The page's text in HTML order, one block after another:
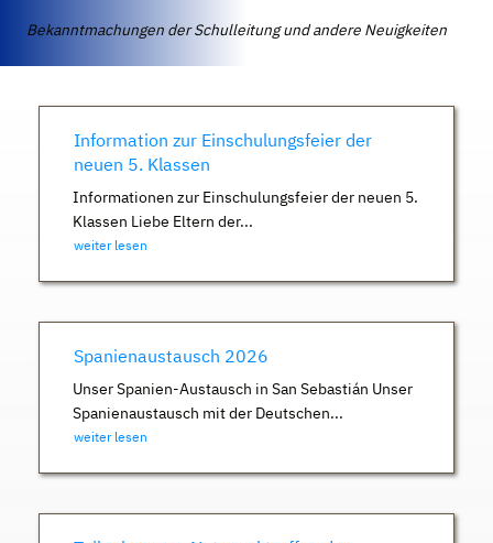
Bekanntmachungen der Schulleitung und andere Neuigkeiten
Information zur Einschulungsfeier der
neuen 5. Klassen
Informationen zur Einschulungsfeier der neuen 5.
Klassen Liebe Eltern der...
weiter lesen
Spanienaustausch 2026
Unser Spanien-Austausch in San Sebastián Unser
Spanienaustausch mit der Deutschen...
weiter lesen